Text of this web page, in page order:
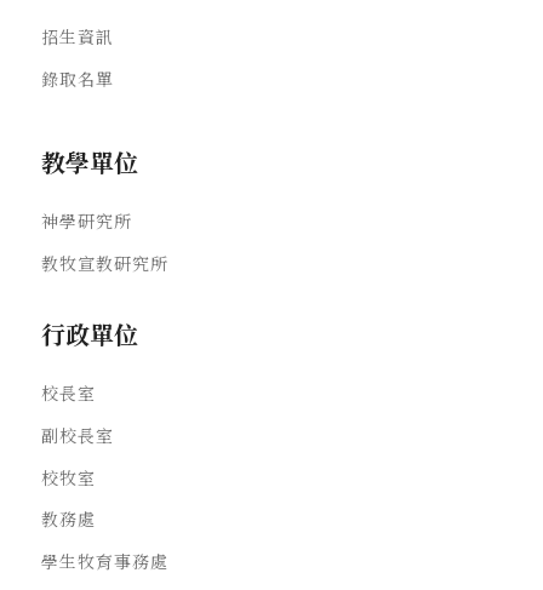
招生資訊
錄取名單
教學單位
神學研究所
教牧宣教研究所
行政單位
校長室
副校長室
校牧室
教務處
學生牧育事務處